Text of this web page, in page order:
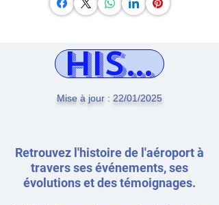
Mise à jour : 22/01/2025
Retrouvez l'histoire de l'aéroport à
travers ses événements, ses
évolutions et des témoignages.